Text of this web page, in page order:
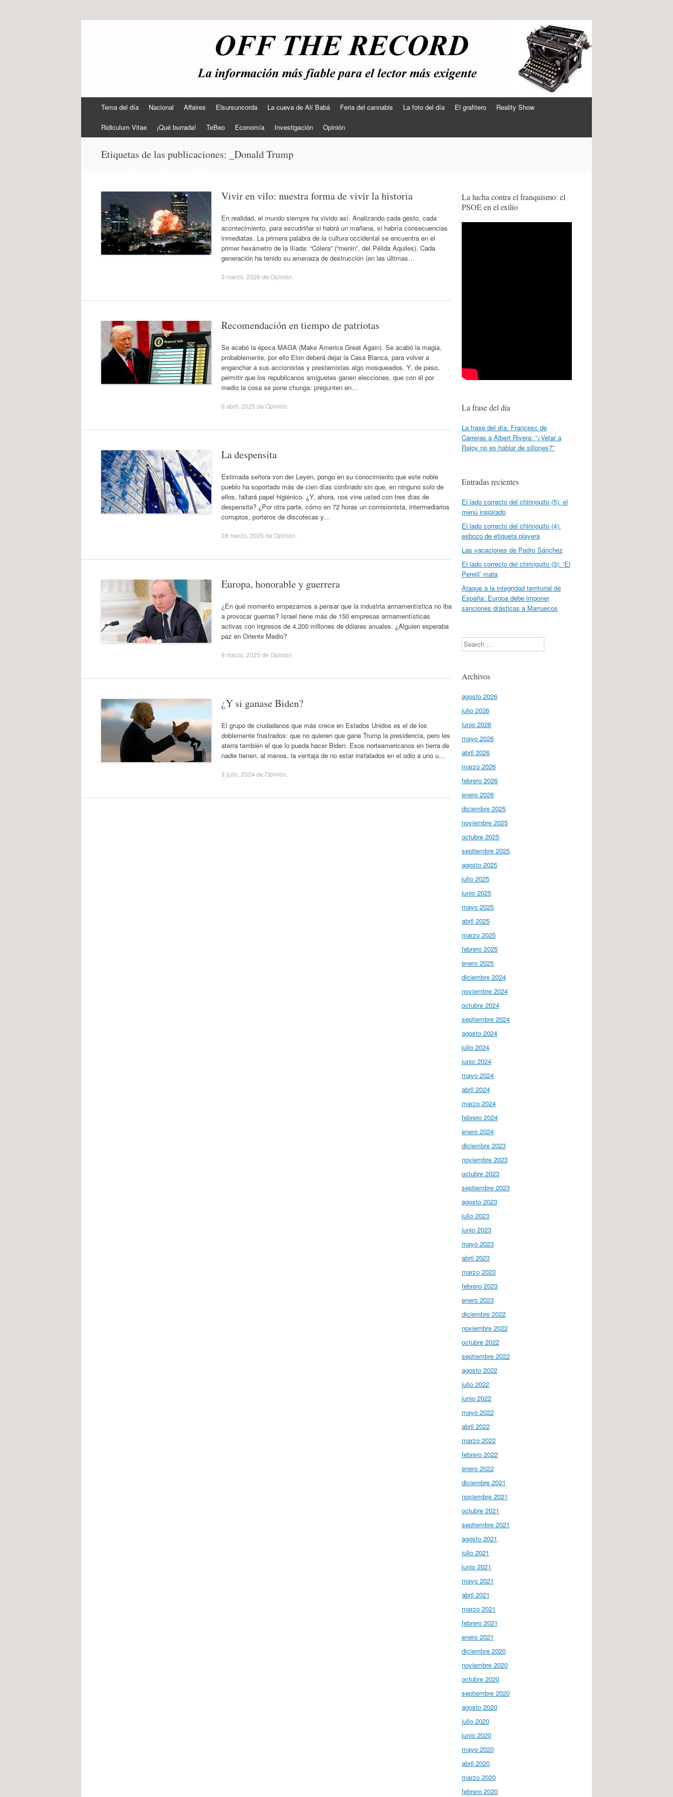
contenido
Tema del día Nacional Affaires Elsursuncorda La cueva de Alí Babá Feria del cannabis La foto del día El grafitero Reality Show
Ridiculum Vitae ¡Qué burrada! TeBeo Economía Investigación Opinión
Etiquetas de las publicaciones: _Donald Trump
Vivir en vilo: nuestra forma de vivir la historia
En realidad, el mundo siempre ha vivido así. Analizando cada gesto, cada
acontecimiento, para escudriñar si habrá un mañana, si habría consecuencias
inmediatas. La primera palabra de la cultura occidental se encuentra en el
primer hexámetro de la Ilíada: “Cólera” (“menin”, del Pélida Aquiles). Cada
generación ha tenido su amenaza de destrucción (en las últimas…
3 marzo, 2026 de Opinión
Recomendación en tiempo de patriotas
Se acabó la época MAGA (Make America Great Again). Se acabó la magia,
probablemente, por ello Elon deberá dejar la Casa Blanca, para volver a
enganchar a sus accionistas y prestamistas algo mosqueados. Y, de paso,
permitir que los republicanos amiguetes ganen elecciones, que con él por
medio la cosa se pone chunga: pregunten en…
6 abril, 2025 de Opinión
La despensita
Estimada señora von der Leyen, pongo en su conocimiento que este noble
pueblo ha soportado más de cien días confinado sin que, en ninguno solo de
ellos, faltará papel higiénico. ¿Y, ahora, nos vine usted con tres días de
despensita? ¿Por otra parte, cómo en 72 horas un comisionista, intermediarios
corruptos, porteros de discotecas y…
28 marzo, 2025 de Opinión
Europa, honorable y guerrera
¿En qué momento empezamos a pensar que la industria armamentística no iba
a provocar guerras? Israel tiene más de 150 empresas armamentísticas
activas con ingresos de 4.200 millones de dólares anuales. ¿Alguien esperaba
paz en Oriente Medio?
9 marzo, 2025 de Opinión
¿Y si ganase Biden?
El grupo de ciudadanos que más crece en Estados Unidos es el de los
doblemente frustrados: que no quieren que gane Trump la presidencia, pero les
aterra también el que lo pueda hacer Biden. Esos norteamericanos en tierra de
nadie tienen, al menos, la ventaja de no estar instalados en el odio a uno u…
3 julio, 2024 de Opinión
La lucha contra el franquismo: el
PSOE en el exilio
La frase del día
La frase del día: Francesc de
Carreras a Albert Rivera: “¿Vetar a
Rajoy no es hablar de sillones?”
Entradas recientes
El lado correcto del chiringuito (5): el
menú inspirado
El lado correcto del chiringuito (4):
esbozo de etiqueta playera
Las vacaciones de Pedro Sánchez
El lado correcto del chiringuito (3): ‘El
Perejil’ mata
Ataque a la integridad territorial de
España: Europa debe imponer
sanciones drásticas a Marruecos
Search
Archivos
agosto 2026
julio 2026
junio 2026
mayo 2026
abril 2026
marzo 2026
febrero 2026
enero 2026
diciembre 2025
noviembre 2025
octubre 2025
septiembre 2025
agosto 2025
julio 2025
junio 2025
mayo 2025
abril 2025
marzo 2025
febrero 2025
enero 2025
diciembre 2024
noviembre 2024
octubre 2024
septiembre 2024
agosto 2024
julio 2024
junio 2024
mayo 2024
abril 2024
marzo 2024
febrero 2024
enero 2024
diciembre 2023
noviembre 2023
octubre 2023
septiembre 2023
agosto 2023
julio 2023
junio 2023
mayo 2023
abril 2023
marzo 2023
febrero 2023
enero 2023
diciembre 2022
noviembre 2022
octubre 2022
septiembre 2022
agosto 2022
julio 2022
junio 2022
mayo 2022
abril 2022
marzo 2022
febrero 2022
enero 2022
diciembre 2021
noviembre 2021
octubre 2021
septiembre 2021
agosto 2021
julio 2021
junio 2021
mayo 2021
abril 2021
marzo 2021
febrero 2021
enero 2021
diciembre 2020
noviembre 2020
octubre 2020
septiembre 2020
agosto 2020
julio 2020
junio 2020
mayo 2020
abril 2020
marzo 2020
febrero 2020